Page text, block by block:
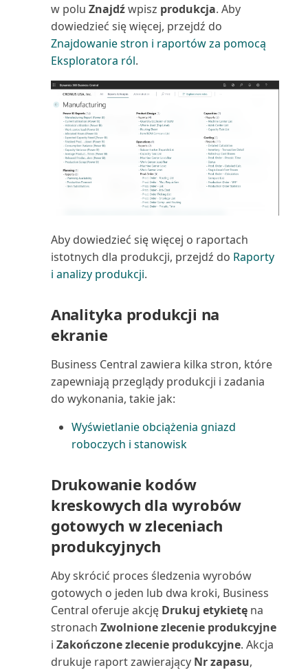
Ubezpieczenie: szczegóły
pokrycia (raport)
jednopoziomowe (raport)
Umowa serwisowa (raport)
Umowa serwisowa: Sprzedawca
(raport)
Umowa serwisowa: nabywca
Umowa serwisowa: szczegóły
(raport)
Uzgodnij konta nabywców i
dostawców (raport)
Wartość księgowa środka
trwałego 01 (raport)
Wartość księgowa środka
trwałego 02 (raport)
Wiekowanie należności (raport)
Wiekowanie zobowiązań (raport
Excel)
Wiekowanie zobowiązań
(raport)
Wiersze planowania projektu
(raport)
w polu Znajdźwpisz produkcja. Aby
dowiedzieć się więcej, przejdź do
Znajdowanie stron i raportów za pomocą
Eksploratora ról.
Aby dowiedzieć się więcej o raportach
istotnych dla produkcji, przejdź do Raporty
i analizy produkcji.
Analityka produkcji na
ekranie
Business Central zawiera kilka stron, które
zapewniają przeglądy produkcji i zadania
do wykonania, takie jak:
Wyświetlanie obciążenia gniazd
roboczych i stanowisk
Drukowanie kodów
kreskowych dla wyrobów
gotowych w zleceniach
produkcyjnych
Aby skrócić proces śledzenia wyrobów
gotowych o jeden lub dwa kroki, Business
Central oferuje akcję Drukuj etykietęna
stronach Zwolnione zlecenie produkcyjne
i Zakończone zlecenie produkcyjne. Akcja
drukuje raport zawierający Nr zapasu,